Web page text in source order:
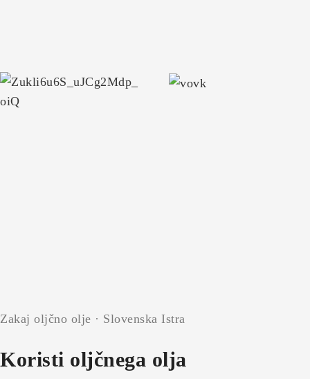
Zakaj oljčno olje · Slovenska Istra
Koristi oljčnega olja